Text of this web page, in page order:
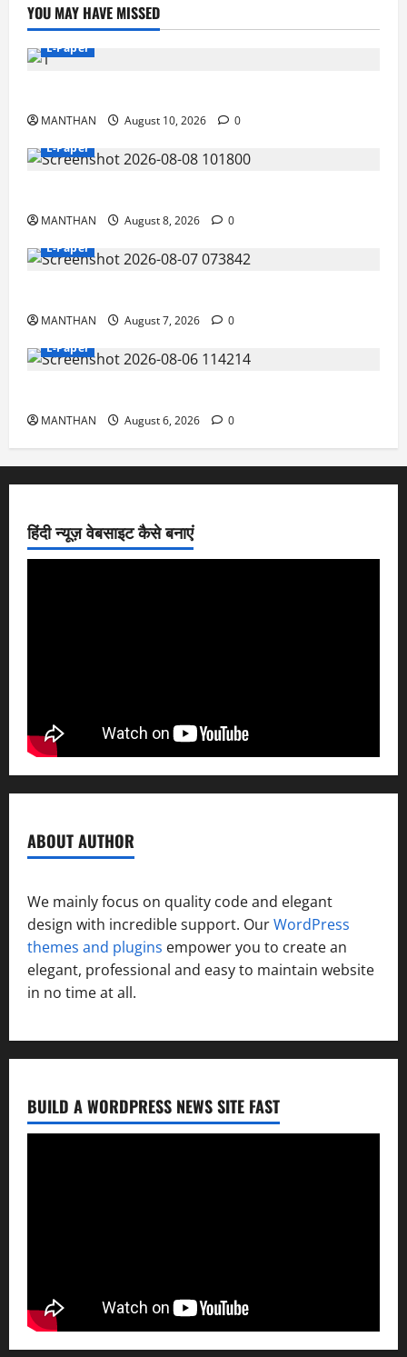
YOU MAY HAVE MISSED
E-Paper
MANTHAN August 10, 2026
0
E-Paper
MANTHAN August 8, 2026
0
E-Paper
MANTHAN August 7, 2026
0
E-Paper
MANTHAN August 6, 2026 0
हिंदी न्यूज़ वेबसाइट कैसे बनाएं
ABOUT AUTHOR
We mainly focus on quality code and elegant
design with incredible support. OurWordPress
themes and plugins empower you to create an
elegant, professional and easy to maintain website
in no time at all.
BUILD A WORDPRESS NEWS SITE FAST